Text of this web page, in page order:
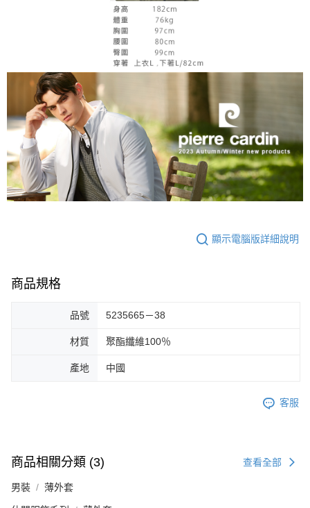
顯示電腦版詳細說明
商品規格
品號 5235665－38
材質 聚酯纖維100％
產地 中國
客服
商品相關分類 (3) 查看全部
男裝 薄外套